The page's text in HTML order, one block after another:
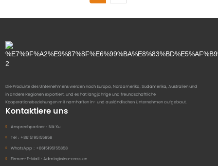
Die Produkte des Unternehmens werden nach Europa, Nordamerika, Südamerika, Australien und
in andere Regionen exportiert, und es hat langjährige und freundschaftliche
Kooperationsbeziehungen mit namhaften in- und ausländischen Unternehmen aufgebaut.
Kontaktiere uns
Ansprechpartner： Nik Xu
Tel： +8615195155858
WhatsApp： +8615195155858
Firmen-E-Mail： Admin@sino-cross.cn